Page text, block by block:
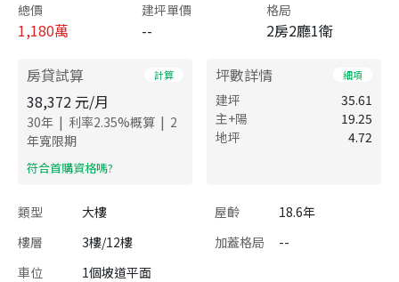
總價
1,180萬
建坪單價
--
格局
2房2廳1衛
房貸試算 計算
38,372 元/月
30年 | 利率2.35%概算 | 2
年寬限期
​符合首購資格嗎?
坪數詳情 細項
建坪
35.61
主+陽
19.25
地坪
4.72
類型 大樓 屋齡
18.6年
樓層
3樓/12樓 加蓋格局
--
車位
1個坡道平面